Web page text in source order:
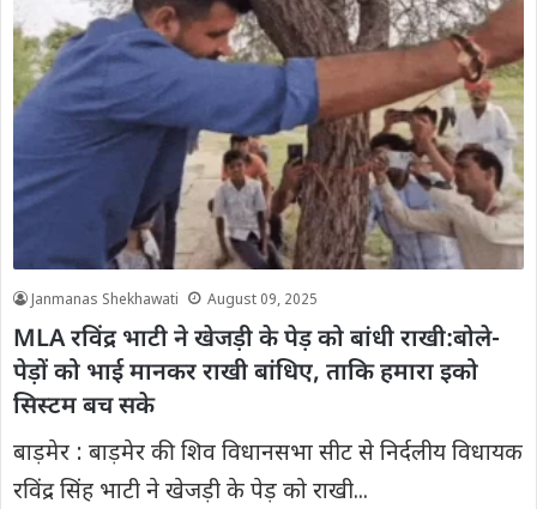
Janmanas Shekhawati August 09, 2025
MLA रविंद्र भाटी ने खेजड़ी के पेड़ को बांधी राखी:बोले-
पेड़ों को भाई मानकर राखी बांधिए, ताकि हमारा इको
सिस्टम बच सके
बाड़मेर : बाड़मेर की शिव विधानसभा सीट से निर्दलीय विधायक
रविंद्र सिंह भाटी ने खेजड़ी के पेड़ को राखी...